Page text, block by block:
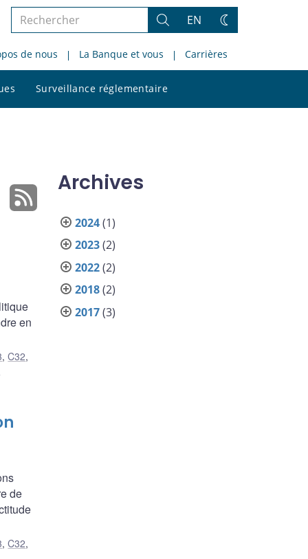
Rechercher
le
site
Rechercher
EN
Changez
thème
de nous La Banque et vous Carrières
Surveillance réglementaire
le
en
,C32,
de
,C32,
Archives
2024(1)
2023(2)
2022(2)
2018(2)
2017(3)